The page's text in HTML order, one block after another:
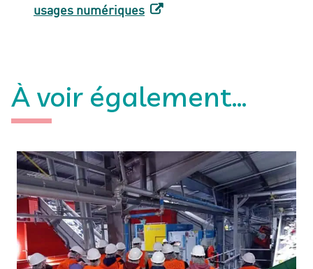
usages numériques
À voir également...